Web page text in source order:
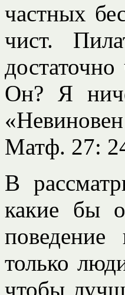
частных
чист.
Он? Я
Матф. 27:
В
какие бы
только
чтобы